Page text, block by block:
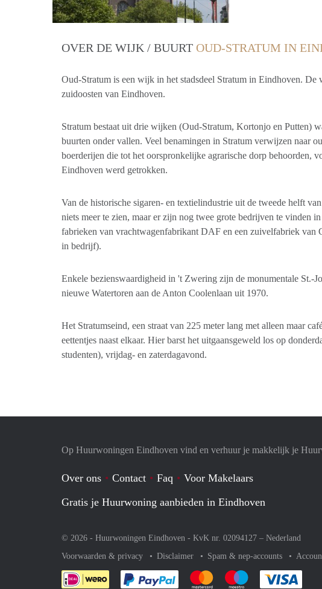
OVER DE WIJK / BUURT OUD-STRATUM IN
Oud-Stratum is een wijk in het stadsdeel Stratum in Eindhoven.
zuidoosten van Eindhoven.
Stratum bestaat uit drie wijken (Oud-Stratum, Kortonjo en Putten)
buurten onder vallen. Veel benamingen in Stratum verwijzen naar
boerderijen die tot het oorspronkelijke agrarische dorp behoorden,
Eindhoven werd getrokken.
Van de historische sigaren- en textielindustrie uit de tweede helft
niets meer te zien, maar er zijn nog twee grote bedrijven te vinden
fabrieken van vrachtwagenfabrikant DAF en een zuivelfabriek van
in bedrijf).
Enkele bezienswaardigheid in 't Zwering zijn de monumentale St.-
nieuwe Watertoren aan de Anton Coolenlaan uit 1970.
Het Stratumseind, een straat van 225 meter lang met alleen maar
eettentjes naast elkaar. Hier barst het uitgaansgeweld los op
studenten), vrijdag- en zaterdagavond.
Op Huurwoningen Eindhoven vind en verhuur je makkelijk je
Over ons Contact Faq
Voor Makelaars
Gratis je Huurwoning aanbieden in Eindhoven
© 2026 - Huurwoningen Eindhoven - KvK nr. 02094127 – Nederland
Voorwaarden & privacy
Disclaimer Spam & nep-accounts
Je rekent gemakkelijk af met Paypal
Je rekent gemakkelijk af met
Je rekent